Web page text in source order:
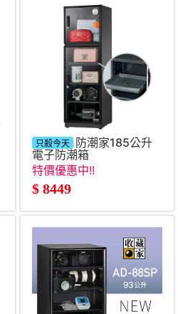
只殺今天
防潮家185公升
電子防潮箱
特價優惠中!!
$ 8449